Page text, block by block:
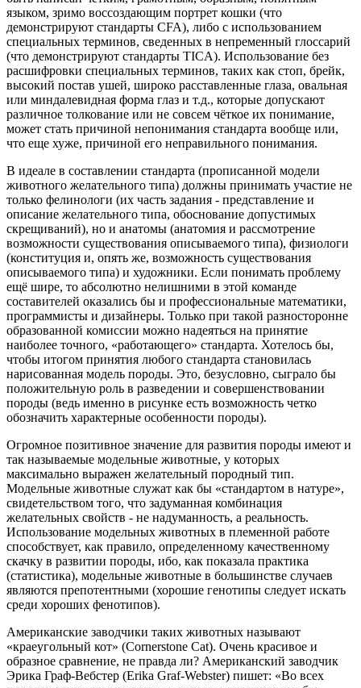
языком, зримо воссоздающим портрет кошки (что
демонстрируют стандарты CFA), либо с использованием
специальных терминов, сведенных в непременный глоссарий
(что демонстрируют стандарты TICA). Использование без
расшифровки специальных терминов, таких как стоп, брейк,
высокий постав ушей, широко расставленные глаза, овальная
или миндалевидная форма глаз и т.д., которые допускают
различное толкование или не совсем чёткое их понимание,
может стать причиной непонимания стандарта вообще или,
что еще хуже, причиной его неправильного понимания.
В идеале в составлении стандарта (прописанной модели
животного желательного типа) должны принимать участие не
только фелинологи (их часть задания - представление и
описание желательного типа, обоснование допустимых
скрещиваний), но и анатомы (анатомия и рассмотрение
возможности существования описываемого типа), физиологи
(конституция и, опять же, возможность существования
описываемого типа) и художники. Если понимать проблему
ещё шире, то абсолютно нелишними в этой команде
составителей оказались бы и профессиональные математики,
программисты и дизайнеры. Только при такой разносторонне
образованной комиссии можно надеяться на принятие
наиболее точного, «работающего» стандарта. Хотелось бы,
чтобы итогом принятия любого стандарта становилась
нарисованная модель породы. Это, безусловно, сыграло бы
положительную роль в разведении и совершенствовании
породы (ведь именно в рисунке есть возможность четко
обозначить характерные особенности породы).
Огромное позитивное значение для развития породы имеют и
так называемые модельные животные, у которых
максимально выражен желательный породный тип.
Модельные животные служат как бы «стандартом в натуре»,
свидетельством того, что задуманная комбинация
желательных свойств - не надуманность, а реальность.
Использование модельных животных в племенной работе
способствует, как правило, определенному качественному
скачку в развитии породы, ибо, как показала практика
(статистика), модельные животные в большинстве случаев
являются препотентными (хорошие генотипы следует искать
среди хороших фенотипов).
Американские заводчики таких животных называют
«краеугольный кот» (Cornerstone Cat). Очень красивое и
образное сравнение, не правда ли? Американский заводчик
Эрика Граф-Вебстер (Erika Graf-Webster) пишет: «Во всех